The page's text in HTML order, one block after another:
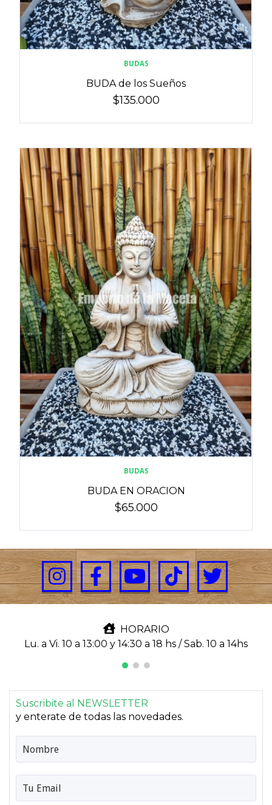
BUDAS
BUDA de los Sueños
$135.000
BUDAS
BUDA EN ORACION
$65.000
HORARIO
Lu. a Vi. 10 a 13:00 y 14:30 a 18 hs / Sab. 10 a 14hs
Suscribite al NEWSLETTER
y enterate de todas las novedades.